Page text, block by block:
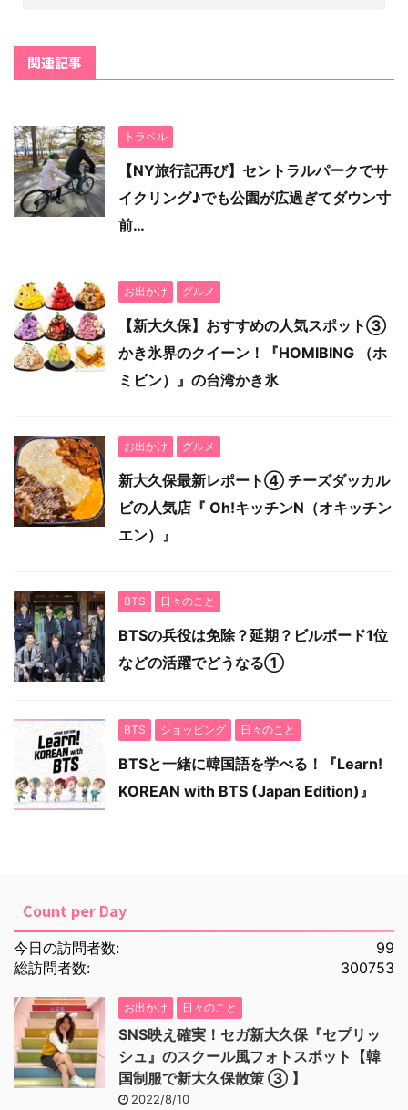
関連記事
トラベル
【NY旅行記再び】セントラルパークでサ
イクリング♪でも公園が広過ぎてダウン寸
前…
お出かけ グルメ
【新大久保】おすすめの人気スポット③
かき氷界のクイーン！『HOMIBING （ホ
ミビン）』の台湾かき氷
お出かけ グルメ
新大久保最新レポート④ チーズダッカル
ビの人気店『 Oh!キッチンN（オキッチン
エン）』
BTS 日々のこと
BTSの兵役は免除？延期？ビルボード1位
などの活躍でどうなる①
BTS ショッピング 日々のこと
BTSと一緒に韓国語を学べる！『Learn!
KOREAN with BTS (Japan Edition)』
Count per Day
99
今日の訪問者数:
300753
総訪問者数:
お出かけ 日々のこと
SNS映え確実！セガ新大久保『セプリッ
シュ』のスクール風フォトスポット【韓
国制服で新大久保散策 ③ 】
2022/8/10